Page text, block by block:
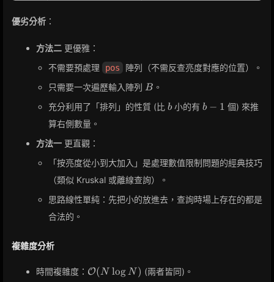
優劣分析 ：
方法二 更優雅：
不需要預處理
pos
陣列（不需反查亮度對應的位置）。
只需要一次遍歷輸入陣列
B
B 。
充分利用了「排列」的性質 (比 b
b 小的有 b-
b − 1 個) 來推
算右側數量。
方法一 更直觀：
「按亮度從小到大加入」是處理數值限制問題的經典技巧
（類似 Kruskal 或離線查詢）。
思路線性單純：先把小的放進去，查詢時場上存在的都是
合法的。
複雜度分析
時間複雜度： \mathcal{O}
O(N log N ) (兩者皆同)。